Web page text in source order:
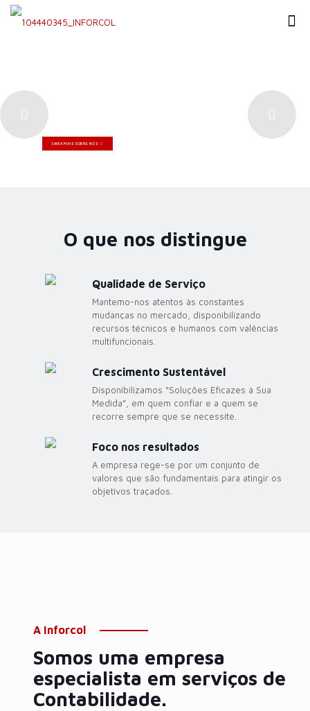
Especialistas em
SAIBA MAIS SOBRE NÓS
Serviços de Contabilidade
O que nos distingue
Qualidade de Serviço
Mantemo-nos atentos às constantes
mudanças no mercado, disponibilizando
recursos técnicos e humanos com valências
multifuncionais.
Crescimento Sustentável
Disponibilizamos “Soluções Eficazes à Sua
Medida”, em quem confiar e a quem se
recorre sempre que se necessite.
Foco nos resultados
A empresa rege-se por um conjunto de
valores que são fundamentais para atingir os
objetivos traçados.
A Inforcol
Somos uma empresa
especialista em serviços de
Contabilidade.